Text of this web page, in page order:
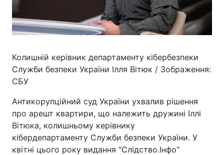
Колишній керівник департаменту кібербезпеки
Служби безпеки України Ілля Вітюк / Зображення:
СБУ
Антикорупційний суд України ухвалив рішення
про арешт квартири, що належить дружині Іллі
Вітюка, колишньому керівнику
кібердепартаменту Служби безпеки України. У
квітні цього року видання "Слідство.Інфо"